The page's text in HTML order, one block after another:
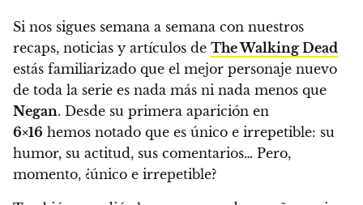
Si nos sigues semana a semana con nuestros
recaps, noticias y artículos de The Walking Dead
estás familiarizado que el mejor personaje nuevo
de toda la serie es nada más ni nada menos que
Negan. Desde su primera aparición en
6×16 hemos notado que es único e irrepetible: su
humor, su actitud, sus comentarios… Pero,
momento, ¿único e irrepetible?